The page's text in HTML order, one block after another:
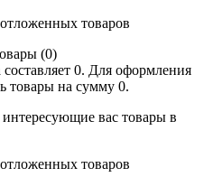
товаров
(0)
0. Для оформления
товары на сумму 0.
вас товары в
товаров